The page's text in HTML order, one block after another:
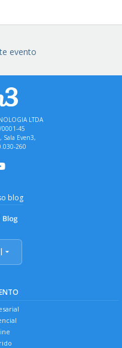
evento
LTDA
0001-45
Sala Even3,
260
blog